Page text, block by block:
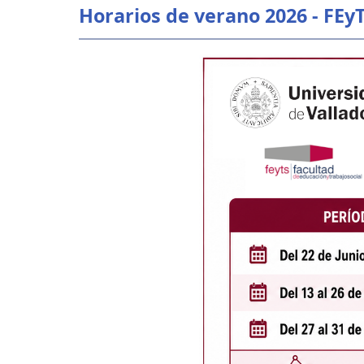
Horarios de verano 2026 -